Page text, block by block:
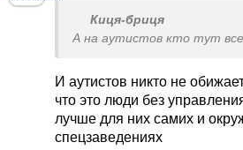
Киця-бриця
А на аутистов кто тут
И аутистов никто не
что это люди без
лучше для них самих и
спецзаведениях